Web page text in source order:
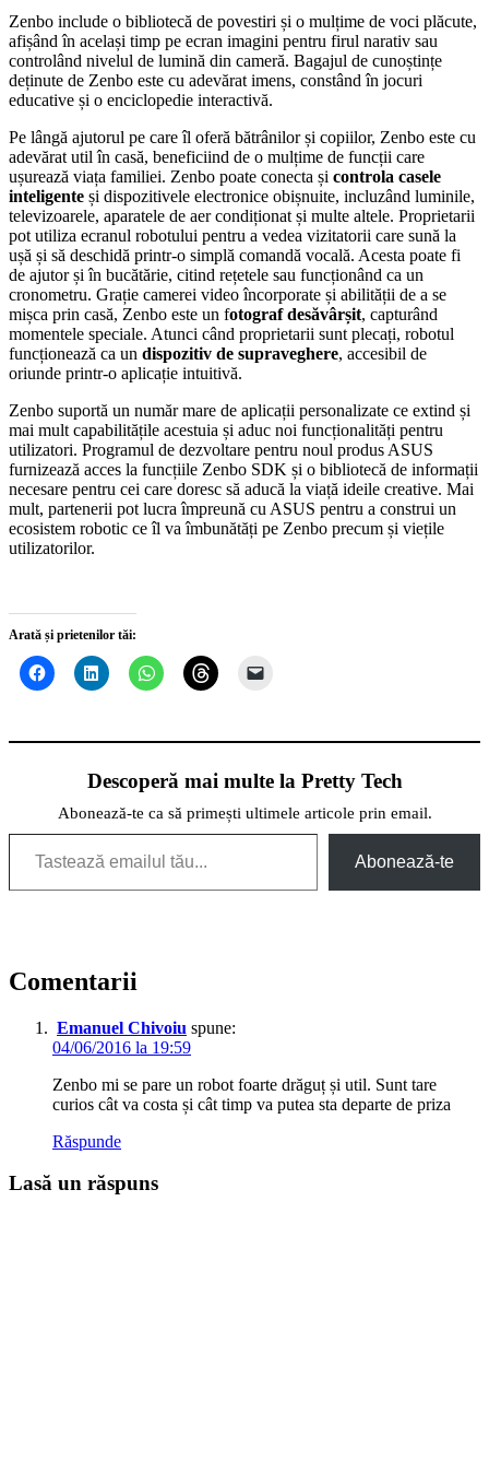
Zenbo include o bibliotecă de povestiri și o mulțime de voci plăcute,
afișând în același timp pe ecran imagini pentru firul narativ sau
controlând nivelul de lumină din cameră. Bagajul de cunoștințe
deținute de Zenbo este cu adevărat imens, constând în jocuri
educative și o enciclopedie interactivă.
Pe lângă ajutorul pe care îl oferă bătrânilor și copiilor, Zenbo este cu
adevărat util în casă, beneficiind de o mulțime de funcții care
ușurează viața familiei. Zenbo poate conecta și controla casele
inteligente și dispozitivele electronice obișnuite, incluzând luminile,
televizoarele, aparatele de aer condiționat și multe altele. Proprietarii
pot utiliza ecranul robotului pentru a vedea vizitatorii care sună la
ușă și să deschidă printr-o simplă comandă vocală. Acesta poate fi
de ajutor și în bucătărie, citind rețetele sau funcționând ca un
cronometru. Grație camerei video încorporate și abilității de a se
mișca prin casă, Zenbo este un fotograf desăvârșit, capturând
momentele speciale. Atunci când proprietarii sunt plecați, robotul
funcționează ca un dispozitiv de supraveghere, accesibil de
oriunde printr-o aplicație intuitivă.
Zenbo suportă un număr mare de aplicații personalizate ce extind și
mai mult capabilitățile acestuia și aduc noi funcționalități pentru
utilizatori. Programul de dezvoltare pentru noul produs ASUS
furnizează acces la funcțiile Zenbo SDK și o bibliotecă de informații
necesare pentru cei care doresc să aducă la viață ideile creative. Mai
mult, partenerii pot lucra împreună cu ASUS pentru a construi un
ecosistem robotic ce îl va îmbunătăți pe Zenbo precum și viețile
utilizatorilor.
Arată și prietenilor tăi:
Descoperă mai multe la Pretty Tech
Abonează-te ca să primești ultimele articole prin email.
Tastează emailul tău...
Abonează-te
Comentarii
Emanuel Chivoiu spune:
04/06/2016 la 19:59
Zenbo mi se pare un robot foarte drăguț și util. Sunt tare
curios cât va costa și cât timp va putea sta departe de priza
Răspunde
Lasă un răspuns